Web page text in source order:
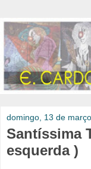
domingo, 13 de
Santíssima
esquerda )